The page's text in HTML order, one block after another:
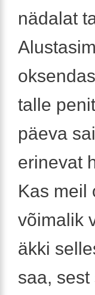
nädalat
talle
päeva
erinevat
Kas meil
võimalik
äkki
saa,